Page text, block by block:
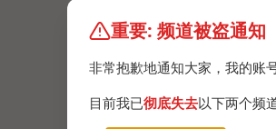
重要: 频道被盗通知
非常抱歉地通知大家，我的账
目前我已彻底失去以下两个频